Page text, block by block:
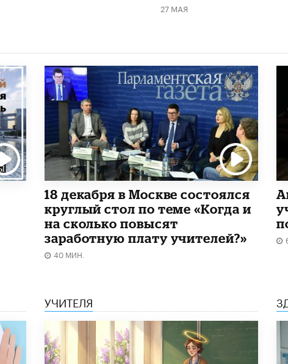
27 МАЯ
18 декабря в Москве состоялся
круглый стол по теме «Когда и
на сколько повысят
заработную плату учителей?»
40 МИН.
УЧИТЕЛЯ